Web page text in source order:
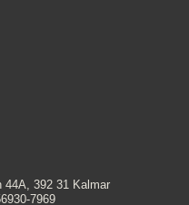
44A, 392 31 Kalmar
7969